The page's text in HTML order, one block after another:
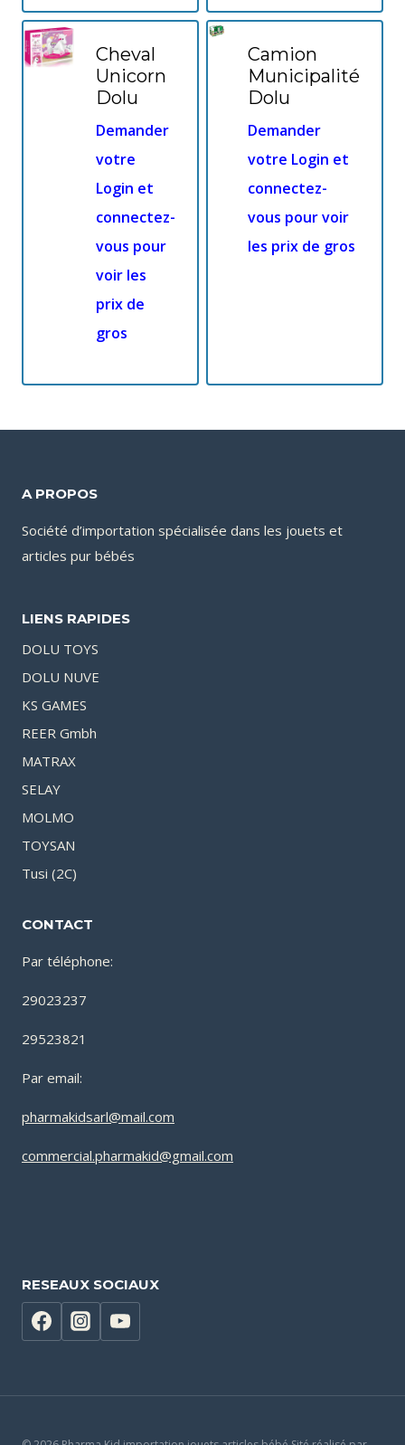
Cheval
Unicorn
Dolu
Demander
votre
Login et
connectez-
vous pour
voir les
prix de
gros
Camion
Municipalité
Dolu
Demander
votre Login et
connectez-
vous pour voir
les prix de gros
A PROPOS
Société d’importation spécialisée dans les jouets et
articles pur bébés
LIENS RAPIDES
DOLU TOYS
DOLU NUVE
KS GAMES
REER Gmbh
MATRAX
SELAY
MOLMO
TOYSAN
Tusi (2C)
CONTACT
Par téléphone:
29023237
29523821
Par email:
pharmakidsarl@mail.com
commercial.pharmakid@gmail.com
RESEAUX SOCIAUX